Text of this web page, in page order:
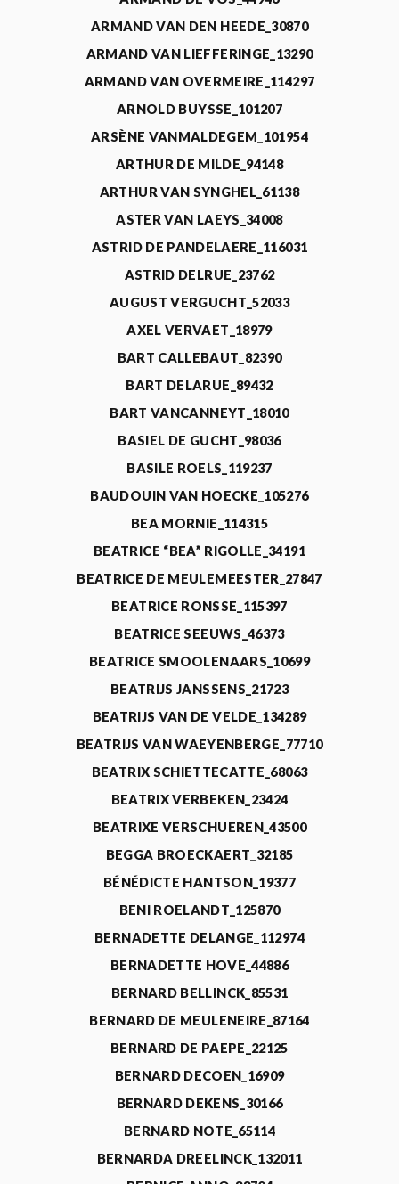
ARMAND VAN DEN HEEDE_30870
ARMAND VAN LIEFFERINGE_13290
ARMAND VAN OVERMEIRE_114297
ARNOLD BUYSSE_101207
ARSÈNE VANMALDEGEM_101954
ARTHUR DE MILDE_94148
ARTHUR VAN SYNGHEL_61138
ASTER VAN LAEYS_34008
ASTRID DE PANDELAERE_116031
ASTRID DELRUE_23762
AUGUST VERGUCHT_52033
AXEL VERVAET_18979
BART CALLEBAUT_82390
BART DELARUE_89432
BART VANCANNEYT_18010
BASIEL DE GUCHT_98036
BASILE ROELS_119237
BAUDOUIN VAN HOECKE_105276
BEA MORNIE_114315
BEATRICE “BEA” RIGOLLE_34191
BEATRICE DE MEULEMEESTER_27847
BEATRICE RONSSE_115397
BEATRICE SEEUWS_46373
BEATRICE SMOOLENAARS_10699
BEATRIJS JANSSENS_21723
BEATRIJS VAN DE VELDE_134289
BEATRIJS VAN WAEYENBERGE_77710
BEATRIX SCHIETTECATTE_68063
BEATRIX VERBEKEN_23424
BEATRIXE VERSCHUEREN_43500
BEGGA BROECKAERT_32185
BÉNÉDICTE HANTSON_19377
BENI ROELANDT_125870
BERNADETTE DELANGE_112974
BERNADETTE HOVE_44886
BERNARD BELLINCK_85531
BERNARD DE MEULENEIRE_87164
BERNARD DE PAEPE_22125
BERNARD DECOEN_16909
BERNARD DEKENS_30166
BERNARD NOTE_65114
BERNARDA DREELINCK_132011